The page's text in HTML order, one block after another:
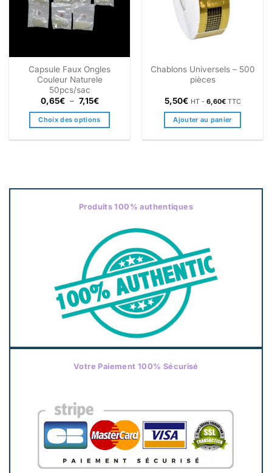
Capsule Faux Ongles
Couleur Naturele
50pcs/sac
0,65€ – 7,15€Plage
prix :
0,65€
7,15€
Choix des options
options
choisies
page
du
produit
Chablons Universels – 500
pièces
5,50€ HT - 6,60€TTC
Ajouter au panier
Produits 100% authentiques
Votre Paiement 100% Sécurisé